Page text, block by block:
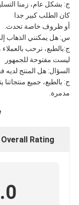
كان الطلب كبير جدا
أو ظروف خاصة تحدث.
س: هل يمكنني الذهاب
ج:بالطبع، نرحب بالعملاء
ليست مفتوحة للجمهور
السؤال: هل المنتج
ج: بالطبع، جميع منتجاتنا
مدمرة.
Overall Rating